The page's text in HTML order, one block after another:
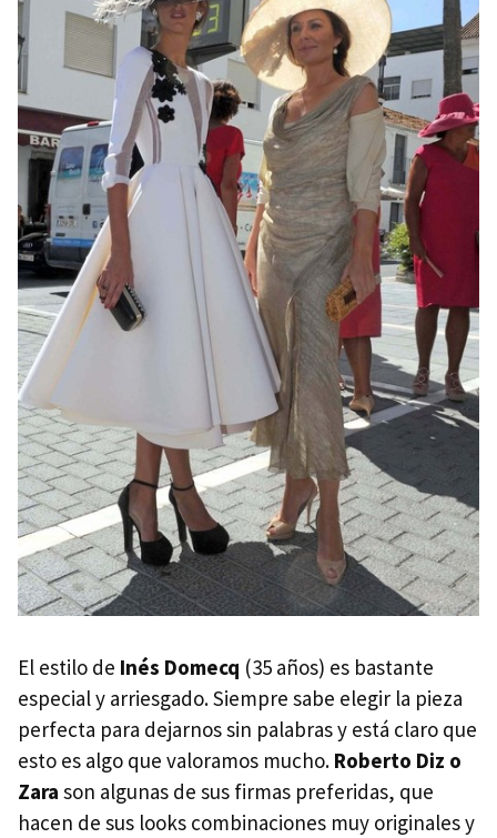
El estilo de Inés Domecq (35 años) es bastante
especial y arriesgado. Siempre sabe elegir la pieza
perfecta para dejarnos sin palabras y está claro que
esto es algo que valoramos mucho. Roberto Diz o
Zara son algunas de sus firmas preferidas, que
hacen de sus looks combinaciones muy originales y